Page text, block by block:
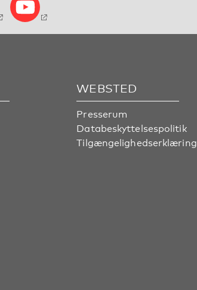
WEBSTED
Presserum
Databeskyttelsespolitik
Tilgængelighedserklæring